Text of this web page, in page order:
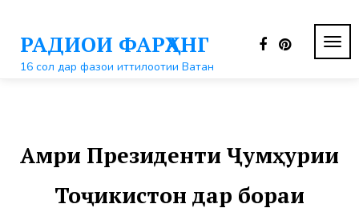
контентуРАДИОИ ФАРҲАНГ
16 сол дар фазои иттилоотии Ватан
Амри Президенти Ҷумҳурии
Тоҷикистон дар бораи